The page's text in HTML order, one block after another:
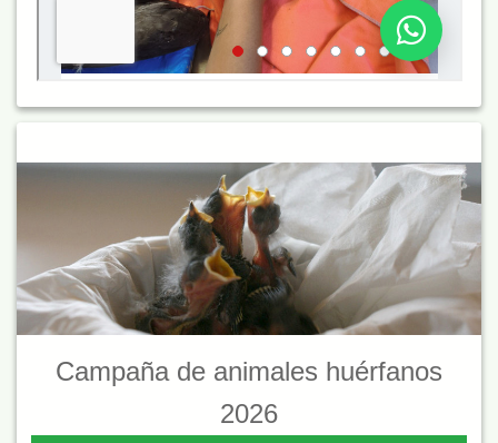
Campaña de animales huérfanos
2026